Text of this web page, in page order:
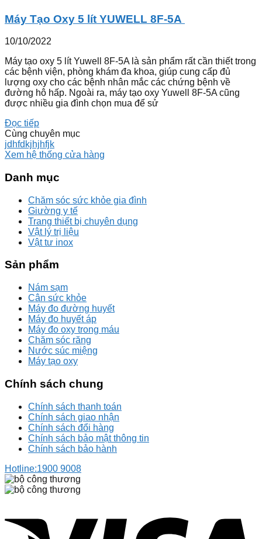
Máy Tạo Oxy 5 lít YUWELL 8F-5A
10/10/2022
Máy tạo oxy 5 lít Yuwell 8F-5A là sản phẩm rất cần thiết trong
các bệnh viện, phòng khám đa khoa, giúp cung cấp đủ
lượng oxy cho các bệnh nhân mắc các chứng bệnh về
đường hô hấp. Ngoài ra, máy tạo oxy Yuwell 8F-5A cũng
được nhiều gia đình chọn mua để sử
Đọc tiếp
Cùng chuyên mục
jdhfdkjhjhfjk
Xem hệ thống cửa hàng
Danh mục
Chăm sóc sức khỏe gia đình
Giường y tế
Trang thiết bị chuyên dụng
Vật lý trị liệu
Vật tư inox
Sản phẩm
Nám sạm
Cân sức khỏe
Máy đo đường huyết
Máy đo huyết áp
Máy đo oxy trong máu
Chăm sóc răng
Nước súc miệng
Máy tạo oxy
Chính sách chung
Chính sách thanh toán
Chính sách giao nhận
Chính sách đổi hàng
Chính sách bảo mật thông tin
Chính sách bảo hành
Hotline:1900 9008